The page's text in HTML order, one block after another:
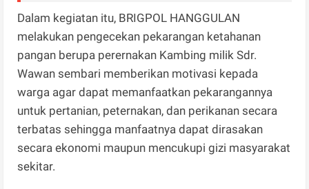
Dalam kegiatan itu, BRIGPOL HANGGULAN
melakukan pengecekan pekarangan ketahanan
pangan berupa perernakan Kambing milik Sdr.
Wawan sembari memberikan motivasi kepada
warga agar dapat memanfaatkan pekarangannya
untuk pertanian, peternakan, dan perikanan secara
terbatas sehingga manfaatnya dapat dirasakan
secara ekonomi maupun mencukupi gizi masyarakat
sekitar.